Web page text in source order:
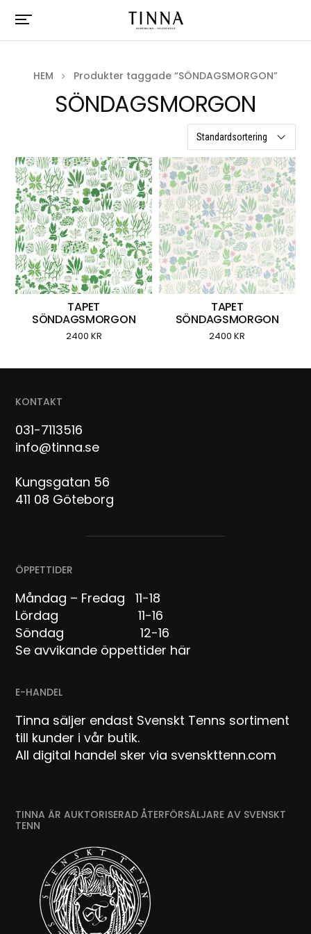
HEM Produkter taggade “SÖNDAGSMORGON”
SÖNDAGSMORGON
TAPET
SÖNDAGSMORGON
2400 KR
TAPET
SÖNDAGSMORGON
2400KR
KONTAKT
031-7113516
info@tinna.se
Kungsgatan 56
411 08 Göteborg
ÖPPETTIDER
Måndag – Fredag 11-18
Lördag 11-16
Söndag 12-16
Se avvikande öppettider här
E-HANDEL
Tinna säljer endast Svenskt Tenns sortiment
till kunder i vår butik.
All digital handel sker via svenskttenn.com
TINNA ÄR AUKTORISERAD ÅTERFÖRSÄLJARE AV SVENSKT
TENN